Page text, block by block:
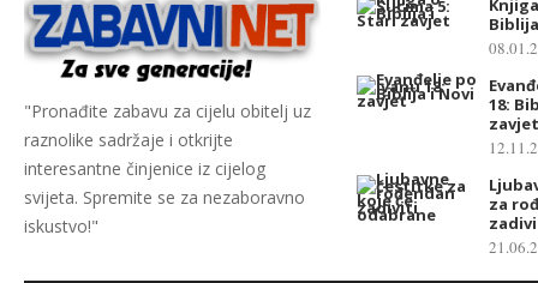
"Pronađite zabavu za cijelu obitelj uz
raznolike sadržaje i otkrijte
interesantne činjenice iz cijelog
svijeta. Spremite se za nezaboravno
iskustvo!"
18:
zavjet
za